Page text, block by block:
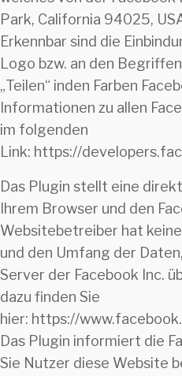
Park, California 94025,
Erkennbar sind die
Logo bzw. an den
„Teilen“ inden Farben
Informationen zu allen
im folgenden
Link: https://
Das Plugin stellt eine
Ihrem Browser und den
Websitebetreiber hat
und den Umfang der
Server der Facebook Inc.
dazu finden Sie
hier: https://
Das Plugin informiert die
Sie Nutzer diese Website